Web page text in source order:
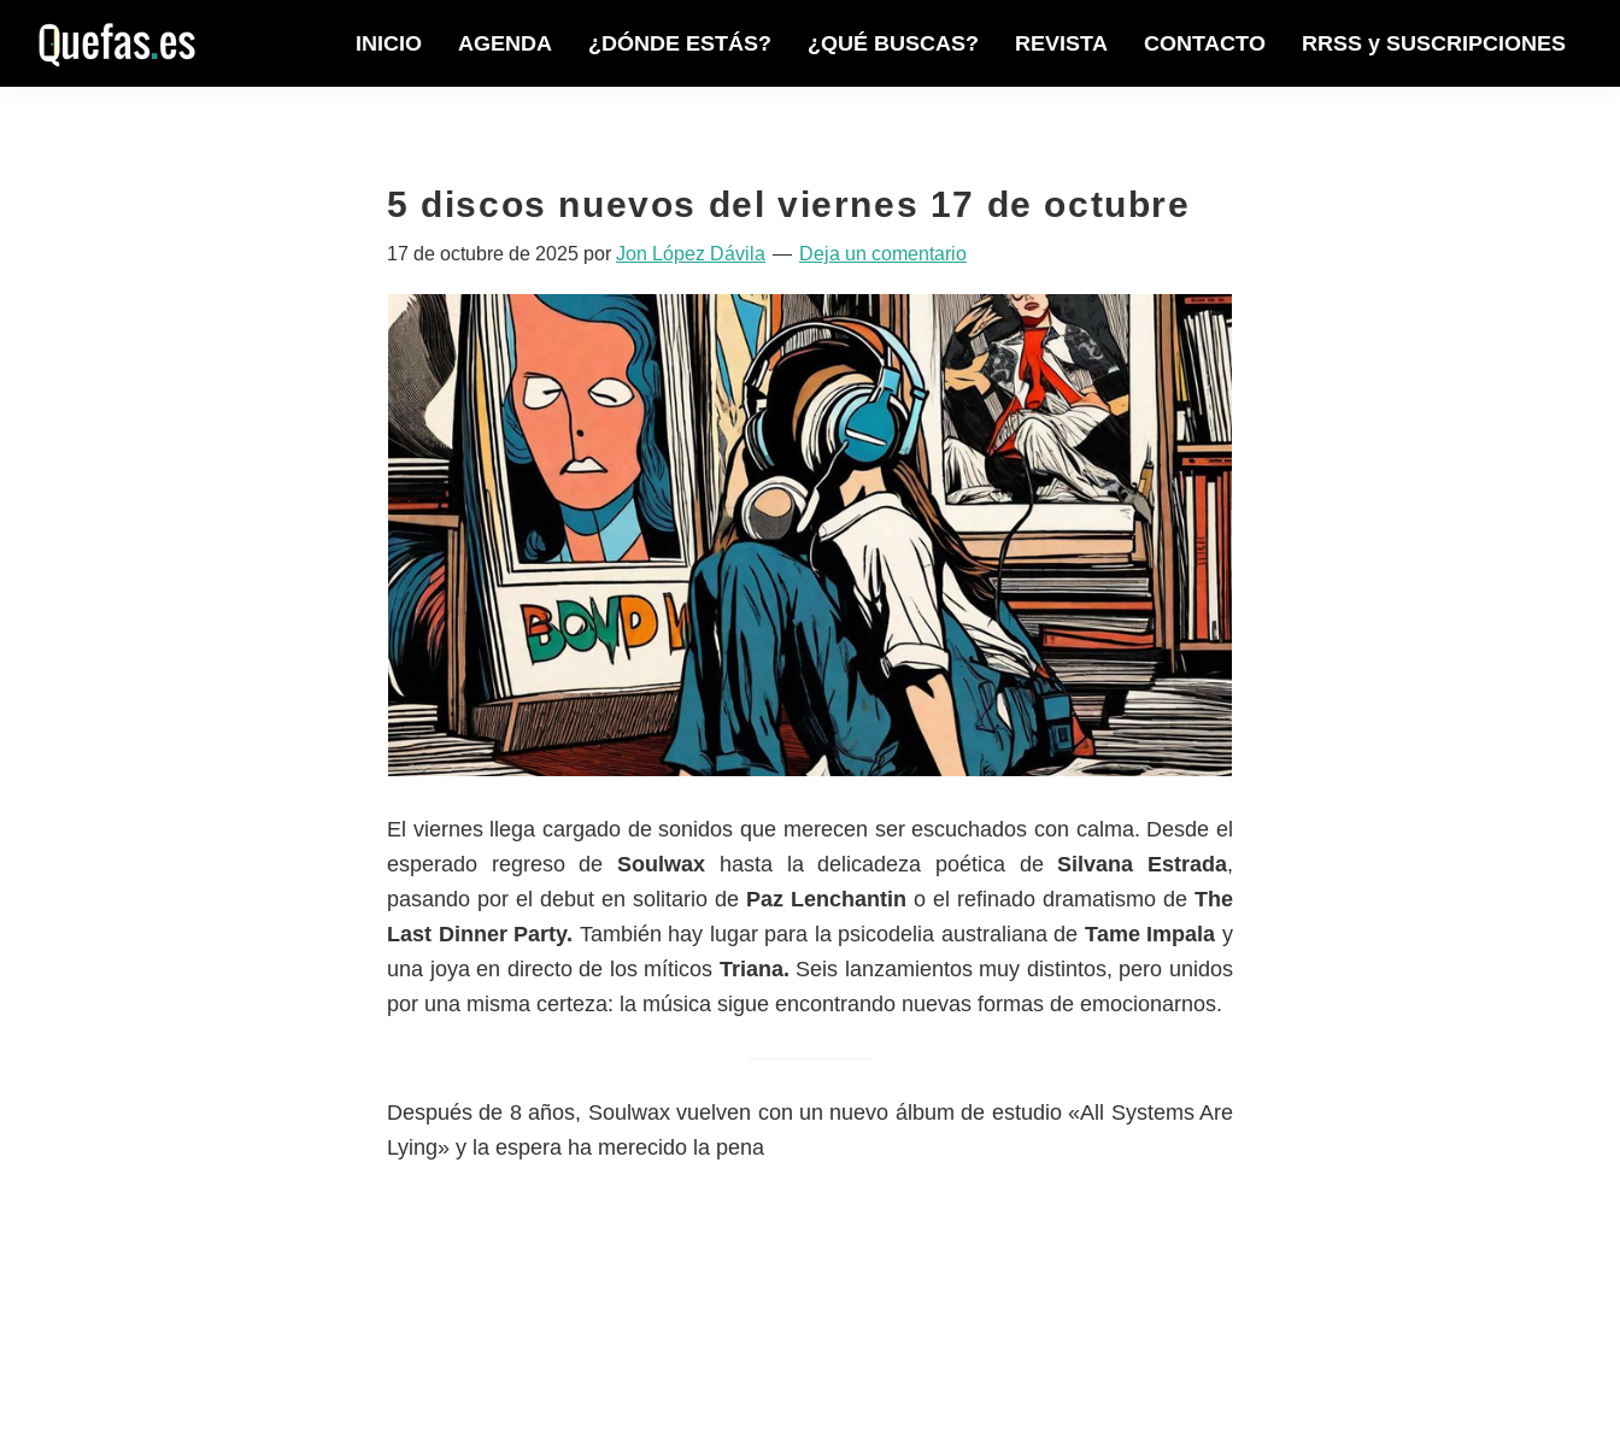
la
contenido
Quefas
INICIO AGENDA ¿DÓNDE ESTÁS? ¿QUÉ BUSCAS? REVISTA CONTACTO RRSS y SUSCRIPCIONES
5 discos nuevos del viernes 17 de octubre
17 de octubre de 2025 por Jon López Dávila Deja un comentario
El viernes llega cargado de sonidos que merecen ser escuchados con calma. Desde el
esperado regreso deSoulwax hasta la delicadeza poética deSilvana Estrada,
pasando por el debut en solitario de Paz Lenchantin o el refinado dramatismo de The
Last Dinner Party. También hay lugar para la psicodelia australiana de Tame Impala y
una joya en directo de los míticos Triana. Seis lanzamientos muy distintos, pero unidos
por una misma certeza: la música sigue encontrando nuevas formas de emocionarnos.
Después de 8 años, Soulwax vuelven con un nuevo álbum de estudio «All Systems Are
Lying» y la espera ha merecido la pena